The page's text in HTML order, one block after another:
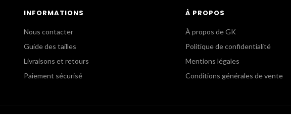
INFORMATIONS
Nous contacter
Guide des tailles
Livraisons et retours
Paiement sécurisé
À PROPOS
À propos de GK
Politique de confidentialité
Mentions légales
Conditions générales de vente